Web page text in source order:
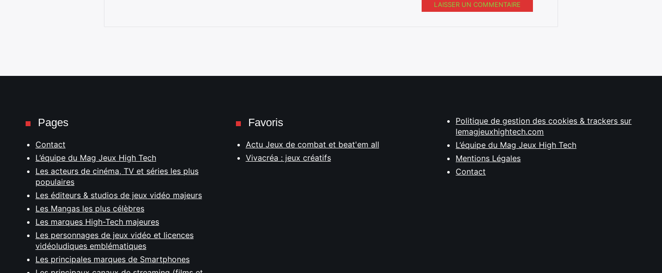
LAISSER UN COMMENTAIRE
Pages
Contact
L’équipe du Mag Jeux High Tech
Les acteurs de cinéma, TV et séries les plus
populaires
Les éditeurs & studios de jeux vidéo majeurs
Les Mangas les plus célèbres
Les marques High-Tech majeures
Les personnages de jeux vidéo et licences
vidéoludiques emblématiques
Les principales marques de Smartphones
Favoris
Actu Jeux de combat et beat'em all
Vivacréa : jeux créatifs
Politique de gestion des cookies & trackers sur
lemagjeuxhightech.com
L’équipe du Mag Jeux High Tech
Mentions Légales
Contact